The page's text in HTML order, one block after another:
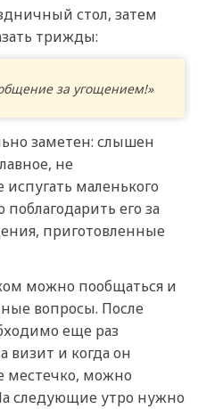
стол, затем
трижды:
за угощением!»
заметен: слышен
не
испугать маленького
его за
приготовленные
можно пообщаться и
вопросы. После
еще раз
визит и когда он
местечко, можно
следующие утро нужно